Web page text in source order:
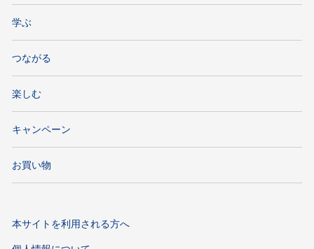
学ぶ
つながる
楽しむ
キャンペーン
お買い物
本サイトを利用される方へ